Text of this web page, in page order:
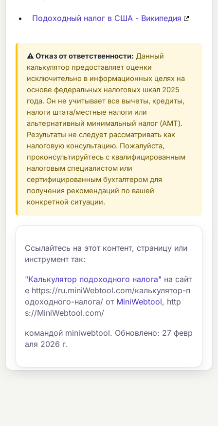
Подоходный налог в США - Википедия
⚠ Отказ от ответственности: Данный
калькулятор предоставляет оценки
исключительно в информационных целях на
основе федеральных налоговых шкал 2025
года. Он не учитывает все вычеты, кредиты,
налоги штата/местные налоги или
альтернативный минимальный налог (AMT).
Результаты не следует рассматривать как
налоговую консультацию. Пожалуйста,
проконсультируйтесь с квалифицированным
налоговым специалистом или
сертифицированным бухгалтером для
получения рекомендаций по вашей
конкретной ситуации.
Ссылайтесь на этот контент, страницу или
инструмент так:
"Калькулятор подоходного налога" на сайт
е https://ru.miniWebtool.com/калькулятор-п
одоходного-налога/ от MiniWebtool, http
s://MiniWebtool.com/
командой miniwebtool. Обновлено: 27 февр
аля 2026 г.